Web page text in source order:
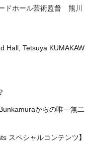
ードホール芸術監督 熊川
Hall, Tetsuya KUMAKAW
からの唯一無二
スペシャルコンテンツ】